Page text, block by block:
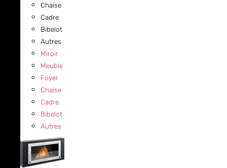
Chaise
Cadre
Bibelot
Autres
Miroir
Meuble
Foyer
Chaise
Cadre
Bibelot
Autres